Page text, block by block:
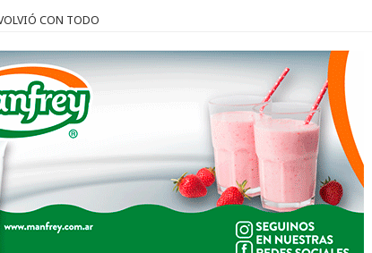
CON TODO